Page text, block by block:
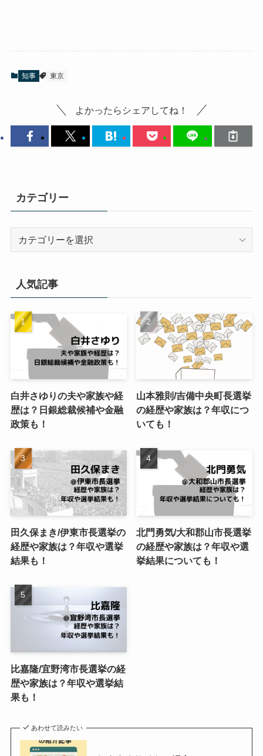
知事 東京
よかったらシェアしてね！
カテゴリー
ー
人気記事
白井さゆりの夫や家族や経
歴は？日銀総裁候補や金融
政策も！
山本雅則/吉備中央町長選挙
の経歴や家族は？年収につ
いても！
田久保まき/伊東市長選挙の
経歴や家族は？年収や選挙
結果も！
北門勇気/大和郡山市長選挙
の経歴や家族は？年収や選
挙結果についても！
比嘉隆/宜野湾市長選挙の経
歴や家族は？年収や選挙結
果も！
あわせて読みたい